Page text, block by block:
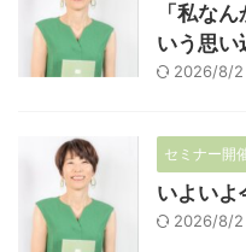
「私な
いう思い
2026/8/2
セミナー開
いよいよ
2026/8/2